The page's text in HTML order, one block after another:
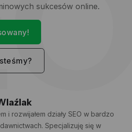
sukcesów online.
i rozwijałem działy SEO w bardzo
Specjalizuję się w